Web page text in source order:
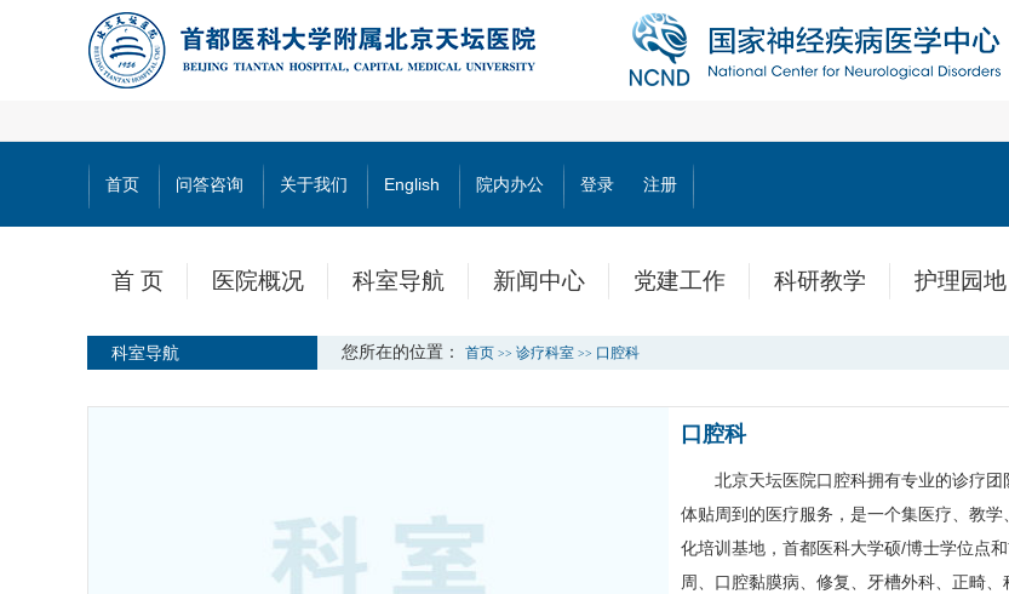
首页 问答咨询 关于我们 English 院内办公 登录 注册
首 页 医院概况 科室导航 新闻中心 党建工作 科研教学 护理园地
您所在的位置： 首页 >> 诊疗科室 >> 口腔科
科室导航
口腔科
北京天坛医院口腔科拥有专业的诊疗团
体贴周到的医疗服务，是一个集医疗、教
化培训基地，首都医科大学硕/博士学位点
周、口腔黏膜病、修复、牙槽外科 、正畸